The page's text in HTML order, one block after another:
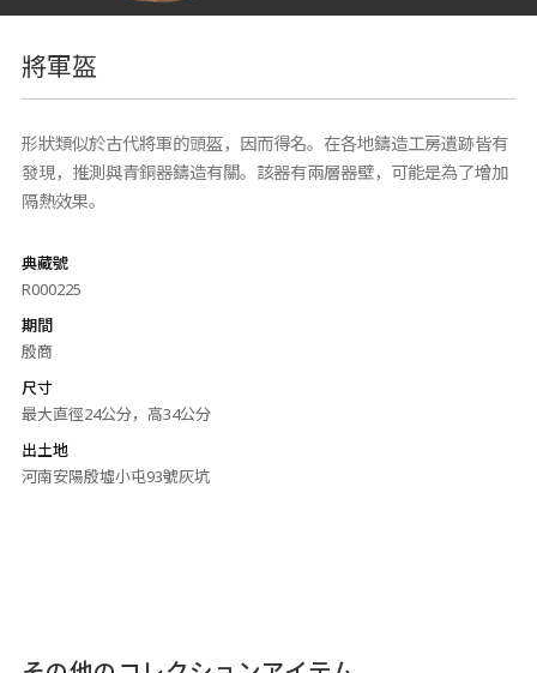
將軍盔
形狀類似於古代將軍的頭盔，因而得名。在各地鑄造工房遺跡皆有
發現，推測與青銅器鑄造有關。該器有兩層器壁，可能是為了增加
隔熱效果。
典藏號
R000225
期間
殷商
尺寸
最大直徑24公分，高34公分
出土地
河南安陽殷墟小屯93號灰坑